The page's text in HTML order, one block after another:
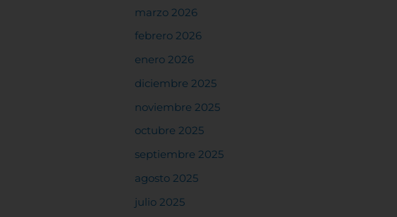
marzo 2026
febrero 2026
enero 2026
diciembre 2025
noviembre 2025
octubre 2025
septiembre 2025
agosto 2025
julio 2025